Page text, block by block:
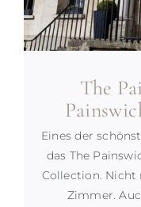
The
Eines der
das The
Collection. Nicht
Zimmer.